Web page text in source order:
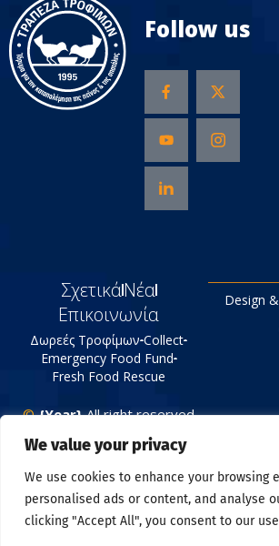
We value your privacy
We use cookies to enhance your browsing
personalised ads or content, and analyse
clicking "Accept All", you consent to our
Follow us
ΣχετικάΝέα
Επικοινωνία
Δωρεές Τροφίμων Collect
Emergency Food Fund
Fresh Food Rescue
© {Year}All right reserved
Tράπεζα Τροφίμων
Πολιτική Απορρήτου
Design